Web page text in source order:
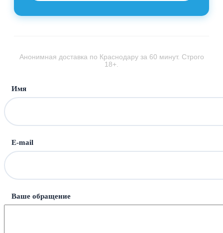
Анонимная доставка по Краснодару за 60 минут. Строго
18+.
Имя
Е-mail
Ваше обращение